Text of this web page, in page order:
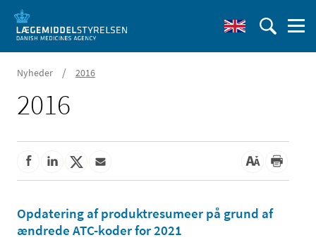
Nyheder / 2016
2016
Opdatering af produktresumeer på grund af
ændrede ATC-koder for 2021